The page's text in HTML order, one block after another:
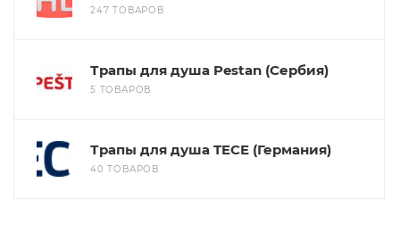
247 ТОВАРОВ
Трапы для душа Pestan (Сербия)
5 ТОВАРОВ
Трапы для душа TECE (Германия)
40 ТОВАРОВ